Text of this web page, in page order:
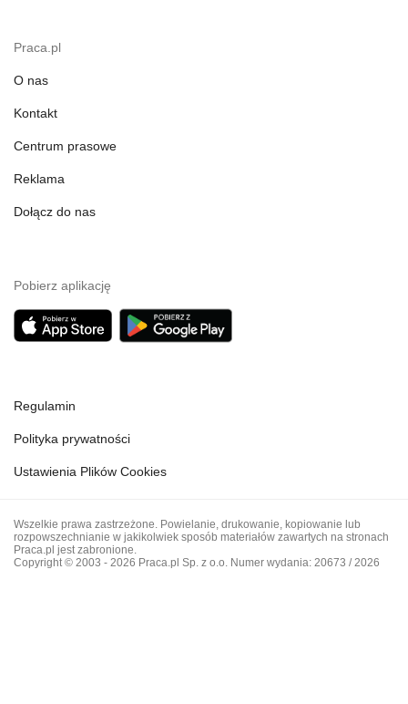
Praca.pl
O nas
Kontakt
Centrum prasowe
Reklama
Dołącz do nas
Pobierz aplikację
Regulamin
Polityka prywatności
Ustawienia Plików Cookies
Wszelkie prawa zastrzeżone. Powielanie, drukowanie, kopiowanie lub
rozpowszechnianie w jakikolwiek sposób materiałów zawartych na stronach
Praca.pl jest zabronione.
Copyright © 2003 - 2026 Praca.pl Sp. z o.o. Numer wydania: 20673 / 2026